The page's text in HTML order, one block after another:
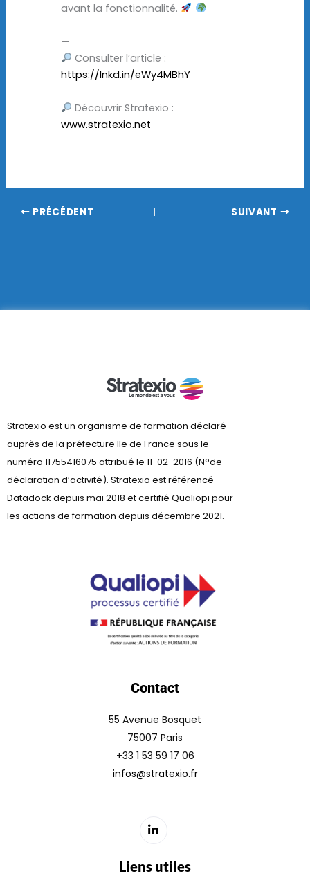
avant la fonctionnalité.
—
Consulter l’article :
https://lnkd.in/eWy4MBhY
Découvrir Stratexio :
www.stratexio.net
PRÉCÉDENT SUIVANT
Stratexio est un organisme de formation déclaré
auprès de la préfecture lle de France sous le
numéro 11755416075 attribué le 11-02-2016 (N°de
déclaration d’activité). Stratexio est référencé
Datadock depuis mai 2018 et certifié Qualiopi pour
les actions de formation depuis décembre 2021.
Contact
55 Avenue Bosquet
75007 Paris
+33 1 53 59 17 06
infos@stratexio.fr
Liens utiles